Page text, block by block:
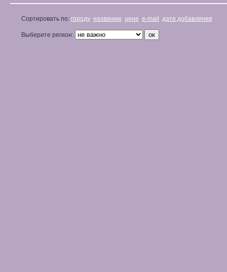
Сортировать по: городу названию цене e-mail дате добавления
Выберите регион: